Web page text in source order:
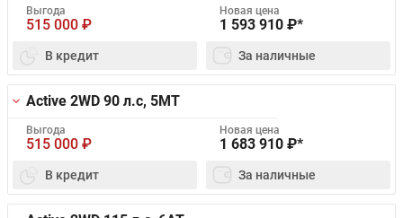
Выгода
515 000 ₽
Новая цена
1 593 910 ₽*
В кредит За наличные
Active 2WD 90 л.с, 5MT
Выгода
515 000 ₽
Новая цена
1 683 910 ₽*
В кредит За наличные